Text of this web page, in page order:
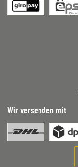
Wir versenden mit